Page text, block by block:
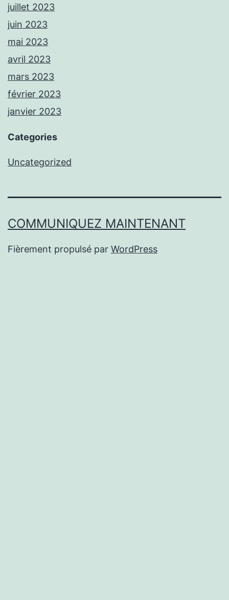
juillet 2023
juin 2023
mai 2023
avril 2023
mars 2023
février 2023
janvier 2023
Categories
Uncategorized
COMMUNIQUEZ MAINTENANT
Fièrement propulsé par WordPress